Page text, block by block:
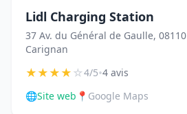
Lidl Charging Station
37 Av. du Général de Gaulle, 08110
Carignan
★★★★☆4/5•4 avis
🌐Site web 📍 Google Maps